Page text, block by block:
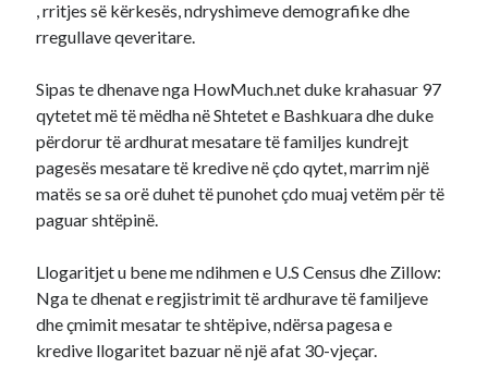
, rritjes së kërkesës, ndryshimeve demografike dhe
rregullave qeveritare.
Sipas te dhenave nga HowMuch.net duke krahasuar 97
qytetet më të mëdha në Shtetet e Bashkuara dhe duke
përdorur të ardhurat mesatare të familjes kundrejt
pagesës mesatare të kredive në çdo qytet, marrim një
matës se sa orë duhet të punohet çdo muaj vetëm për të
paguar shtëpinë.
Llogaritjet u bene me ndihmen e U.S Census dhe Zillow:
Nga te dhenat e regjistrimit të ardhurave të familjeve
dhe çmimit mesatar te shtëpive, ndërsa pagesa e
kredive llogaritet bazuar në një afat 30-vjeçar.